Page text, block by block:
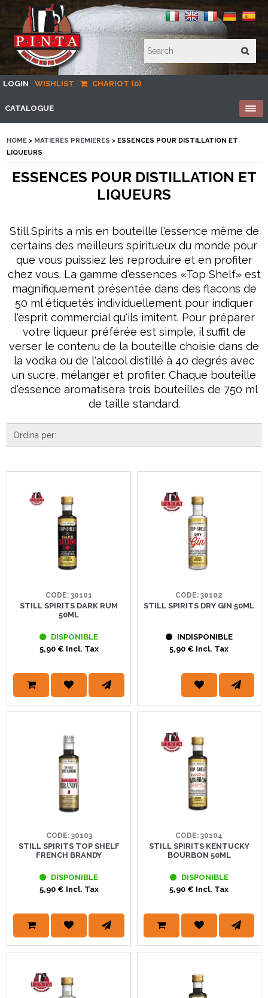
LOGIN WISHLIST CHARIOT (0)
CATALOGUE
HOME > MATIERES PREMIERES > ESSENCES POUR DISTILLATION ET
LIQUEURS
ESSENCES POUR DISTILLATION ET
LIQUEURS
Still Spirits a mis en bouteille l'essence même de
certains des meilleurs spiritueux du monde pour
que vous puissiez les reproduire et en profiter
chez vous. La gamme d'essences «Top Shelf» est
magnifiquement présentée dans des flacons de
50 ml étiquetés individuellement pour indiquer
l'esprit commercial qu'ils imitent. Pour préparer
votre liqueur préférée est simple, il suffit de
verser le contenu de la bouteille choisie dans de
la vodka ou de l'alcool distillé à 40 degrés avec
un sucre, mélanger et profiter. Chaque bouteille
d'essence aromatisera trois bouteilles de 750 ml
de taille standard.
CODE: 30101
STILL SPIRITS DARK RUM
50ML
DISPONIBLE
5,90 € Incl. Tax
CODE: 30102
STILL SPIRITS DRY GIN 50ML
INDISPONIBLE
5,90 € Incl. Tax
CODE: 30103
STILL SPIRITS TOP SHELF
FRENCH BRANDY
DISPONIBLE
5,90 € Incl. Tax
CODE: 30104
STILL SPIRITS KENTUCKY
BOURBON 50ML
DISPONIBLE
5,90 € Incl. Tax